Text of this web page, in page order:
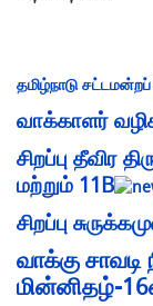
தமிழ்நாடு
வாக்காளர்
சிறப்பு தீவிர
மற்றும் 11B
சிறப்பு
வாக்கு
மின்னிதழ்-